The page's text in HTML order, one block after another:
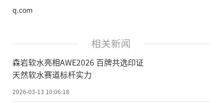
q.com
相关新闻
森岩软水亮相AWE2026 百牌共选印证
天然软水赛道标杆实力
2026-03-13 10:06:18